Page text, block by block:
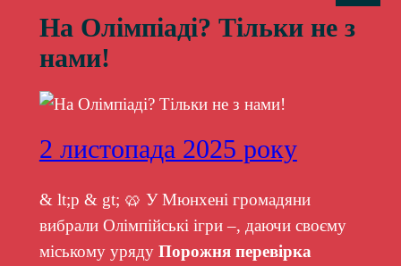
На Олімпіаді? Тільки не з
нами!
2 листопада 2025 року
& lt;p & gt; 🥨 У Мюнхені громадяни
вибрали Олімпійські ігри –, даючи своєму
міському уряду Порожня перевірка